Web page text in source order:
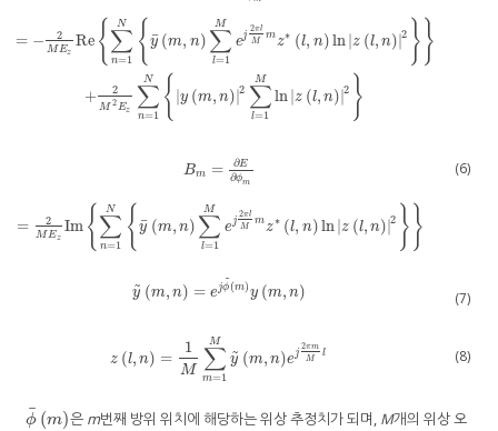
= − 2
MEz
Re {∑
n=1
N { y
¯(m, n) ∑
l=1
M
ej
2πl
M
mz∗ (l, n)ln |z (l, n) |2 }}
+ 2
M 2Ez ∑
n=1
N { |y (m, n) |2 ∑
l=1
M
ln |z (l, n) |2 }
Am =−∂2E∂ϕm 2 −2 ME zRe∑n=1N y¯ m ,n ∑l= 1Me 2π lMmz l,nlnzl,n 2 2 M
Bm = ∂E
∂ϕm
= 2
MEz
Im {∑
n=1
N { y
¯ (m, n) ∑
l=1
M
e j
2πl
M
mz∗ (l, n)ln |z (l, n) |2 }}
m E 2
(6)
y
˜ (m, n) = ejϕ
˜(m)y (m, n)
y˜m n= ejϕ˜mym,n (7)
z (l, n) =
1
M ∑
m=1
M
y
˜ (m, n)ej
2πm
M
l
zl,n= 1M ∑m= 1M y ˜m,nej2πmMl (8)
ϕ
¯ (m)
ϕ¯ m 은 m번째 방위 위치에 해당하는 위상 추정치가 되며, M개의 위상 오